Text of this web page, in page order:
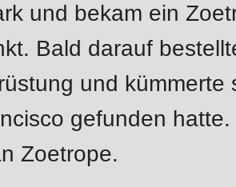
und bekam ein
Bald darauf
und
gefunden
Zoetrope.